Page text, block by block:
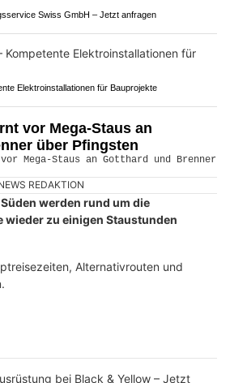
Swiss GmbH – Jetzt anfragen
Elektroinstallationen für Bauprojekte
vor Mega-Staus an
über Pfingsten
REDAKTION
werden rund um die
wieder zu einigen Staustunden
Alternativrouten und